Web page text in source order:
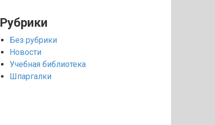
Рубрики
Без рубрики
Новости
Учебная библиотека
Шпаргалки